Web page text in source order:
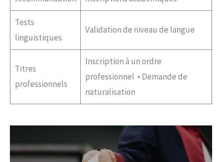
Tests
linguistiques
Validation de niveau de langue
Titres
professionnels
Inscription à un ordre
professionnel • Demande de
naturalisation